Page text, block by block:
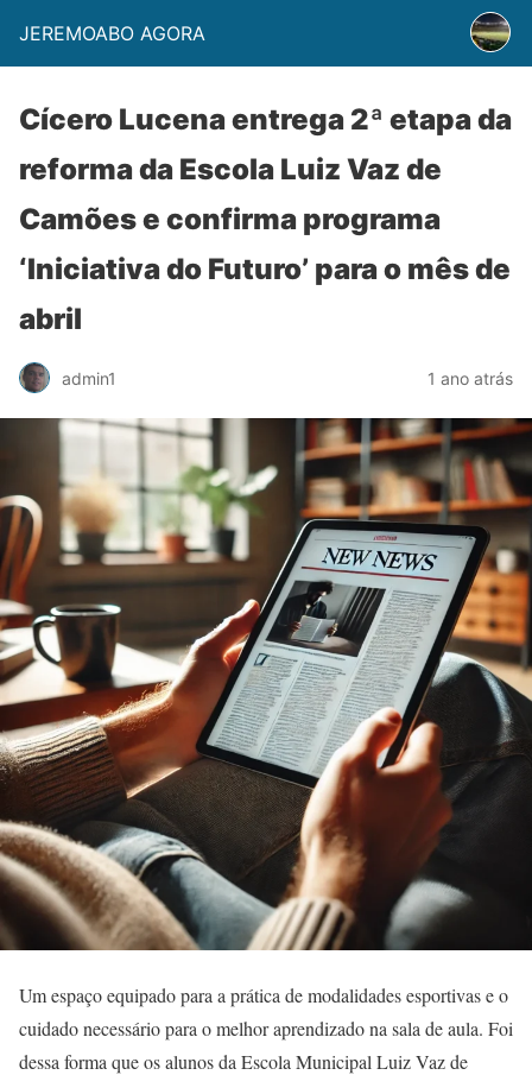
JEREMOABO AGORA
Cícero Lucena entrega 2ª etapa da
reforma da Escola Luiz Vaz de
Camões e confirma programa
‘Iniciativa do Futuro’ para o mês de
abril
admin1 1 ano atrás
Um espaço equipado para a prática de modalidades esportivas e o
cuidado necessário para o melhor aprendizado na sala de aula. Foi
dessa forma que os alunos da Escola Municipal Luiz Vaz de